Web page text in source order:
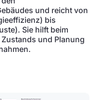
und reicht von
bis
Sie hilft beim
und Planung